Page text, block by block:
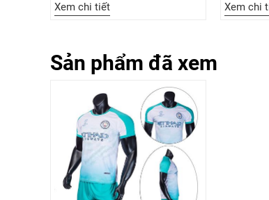
Xem chi tiết Xem chi tiết
Sản phẩm đã xem